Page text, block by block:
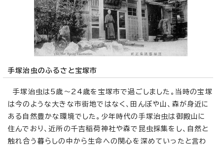
手塚治虫のふるさと宝塚市
手塚治虫は5歳～24歳を宝塚市で過ごしました。当時の宝塚
は今のような大きな市街地ではなく、田んぼや山、森が身近に
ある自然豊かな環境でした。少年時代の手塚治虫は御殿山に
住んでおり、近所の千吉稲荷神社や森で昆虫採集をし、自然と
触れ合う暮らしの中から生命への関心を深めていったと言わ